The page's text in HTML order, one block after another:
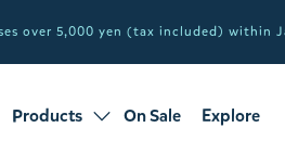
over 5,000 yen (tax included) within
Products
On Sale
Explore